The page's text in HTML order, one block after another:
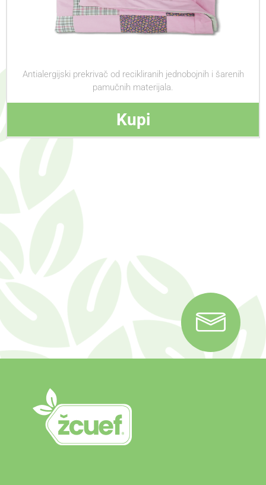
Antialergijski prekrivač od recikliranih jednobojnih i šarenih
pamučnih materijala.
Kupi